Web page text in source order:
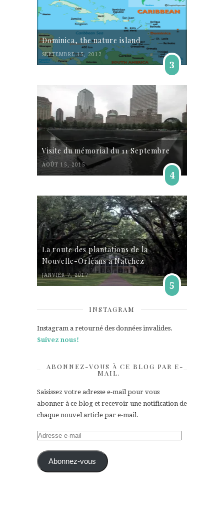
Dominica, the nature island
SEPTEMBRE 15, 2012
3
Visite du mémorial du 11 Septembre
AOÛT 15, 2015
4
La route des plantations de la
Nouvelle-Orléans à Natchez
JANVIER 7, 2017
5
INSTAGRAM
Instagram a retourné des données invalides.
Suivez nous!
ABONNEZ-VOUS À CE BLOG PAR E-
MAIL.
Saisissez votre adresse e-mail pour vous
abonner à ce blog et recevoir une notification de
chaque nouvel article par e-mail.
Adresse
mail Abonnez-vous